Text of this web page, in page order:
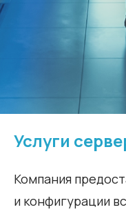
Услуги
Компания
и конфигурации